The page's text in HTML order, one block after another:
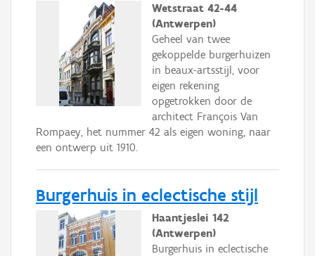
Wetstraat 42-44
(Antwerpen)
Geheel van twee
gekoppelde burgerhuizen
in beaux-artsstijl, voor
eigen rekening
opgetrokken door de
architect François Van
Rompaey, het nummer 42 als eigen woning, naar
een ontwerp uit 1910.
Burgerhuis in eclectische stijl
Haantjeslei 142
(Antwerpen)
Burgerhuis in eclectische